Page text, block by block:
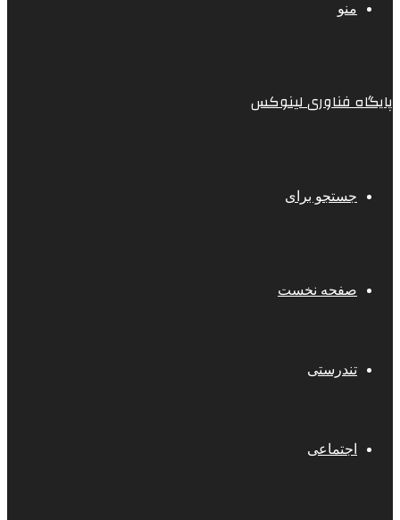
منو
پایگاه فناوری لینوکس
جستجو برای
صفحه نخست
تندرستی
اجتماعی